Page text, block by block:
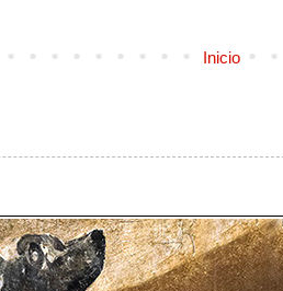
Inicio